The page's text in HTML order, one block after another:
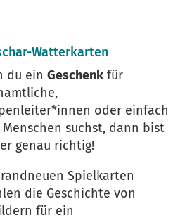
Watterkarten
du einGeschenk für
oder einfach
suchst, dann bist
genau richtig!
Spielkarten
die Geschichte von
für ein